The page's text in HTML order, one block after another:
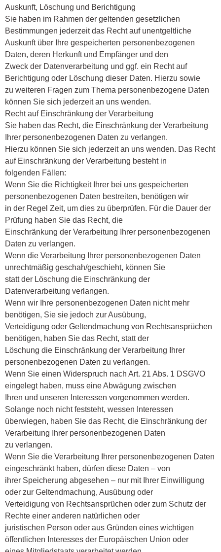
Auskunft, Löschung und Berichtigung
Sie haben im Rahmen der geltenden gesetzlichen
Bestimmungen jederzeit das Recht auf unentgeltliche
Auskunft über Ihre gespeicherten personenbezogenen
Daten, deren Herkunft und Empfänger und den
Zweck der Datenverarbeitung und ggf. ein Recht auf
Berichtigung oder Löschung dieser Daten. Hierzu sowie
zu weiteren Fragen zum Thema personenbezogene Daten
können Sie sich jederzeit an uns wenden.
Recht auf Einschränkung der Verarbeitung
Sie haben das Recht, die Einschränkung der Verarbeitung
Ihrer personenbezogenen Daten zu verlangen.
Hierzu können Sie sich jederzeit an uns wenden. Das Recht
auf Einschränkung der Verarbeitung besteht in
folgenden Fällen:
Wenn Sie die Richtigkeit Ihrer bei uns gespeicherten
personenbezogenen Daten bestreiten, benötigen wir
in der Regel Zeit, um dies zu überprüfen. Für die Dauer der
Prüfung haben Sie das Recht, die
Einschränkung der Verarbeitung Ihrer personenbezogenen
Daten zu verlangen.
Wenn die Verarbeitung Ihrer personenbezogenen Daten
unrechtmäßig geschah/geschieht, können Sie
statt der Löschung die Einschränkung der
Datenverarbeitung verlangen.
Wenn wir Ihre personenbezogenen Daten nicht mehr
benötigen, Sie sie jedoch zur Ausübung,
Verteidigung oder Geltendmachung von Rechtsansprüchen
benötigen, haben Sie das Recht, statt der
Löschung die Einschränkung der Verarbeitung Ihrer
personenbezogenen Daten zu verlangen.
Wenn Sie einen Widerspruch nach Art. 21 Abs. 1 DSGVO
eingelegt haben, muss eine Abwägung zwischen
Ihren und unseren Interessen vorgenommen werden.
Solange noch nicht feststeht, wessen Interessen
überwiegen, haben Sie das Recht, die Einschränkung der
Verarbeitung Ihrer personenbezogenen Daten
zu verlangen.
Wenn Sie die Verarbeitung Ihrer personenbezogenen Daten
eingeschränkt haben, dürfen diese Daten – von
ihrer Speicherung abgesehen – nur mit Ihrer Einwilligung
oder zur Geltendmachung, Ausübung oder
Verteidigung von Rechtsansprüchen oder zum Schutz der
Rechte einer anderen natürlichen oder
juristischen Person oder aus Gründen eines wichtigen
öffentlichen Interesses der Europäischen Union oder